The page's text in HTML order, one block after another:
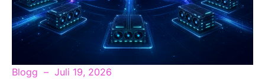
Blogg Juli 19, 2026